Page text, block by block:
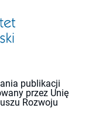
publikacji
przez Unię
Rozwoju